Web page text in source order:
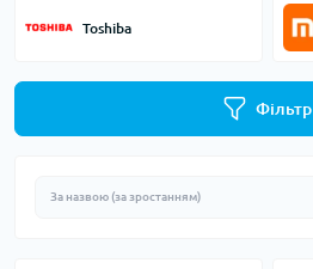
Toshiba
Фільтр